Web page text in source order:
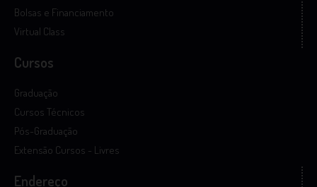
Bolsas e Financiamento
Virtual Class
Cursos
Graduação
Cursos Técnicos
Pós-Graduação
Extensão Cursos - Livres
Endereço